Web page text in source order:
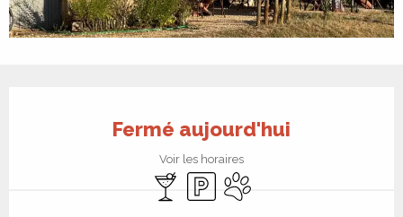
Fermé aujourd'hui
Voir les horaires
Bar / Buvette
ParkingAnimaux acceptés